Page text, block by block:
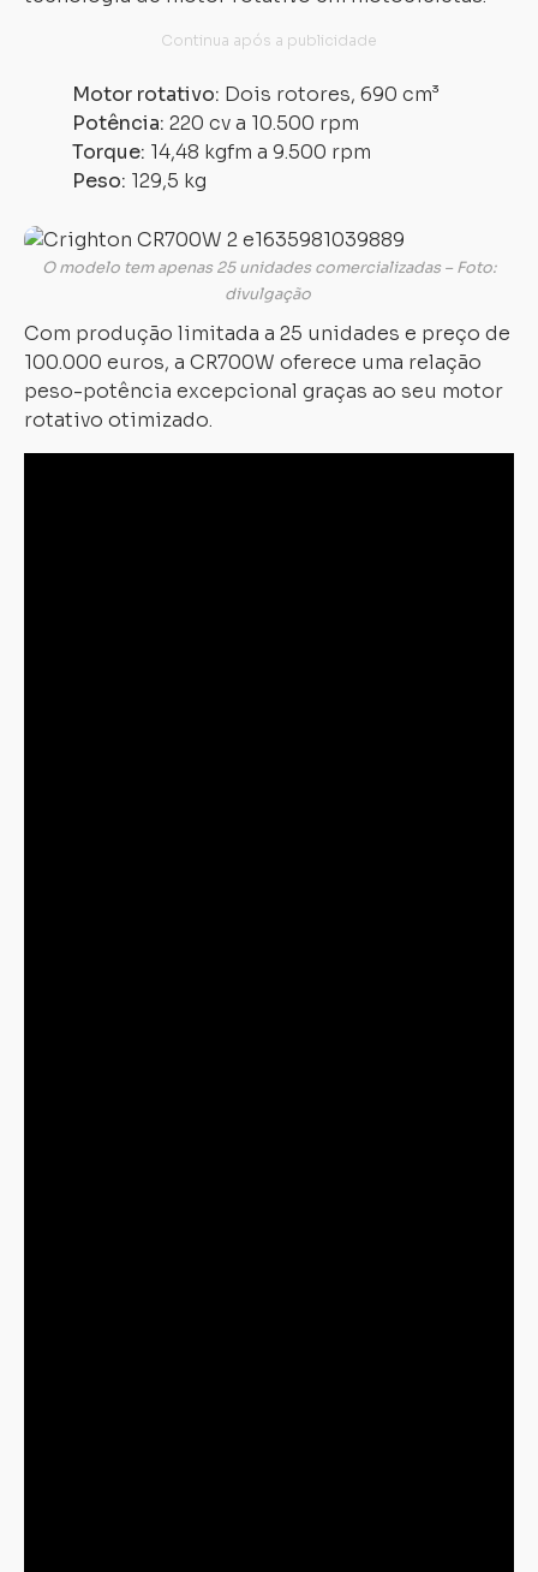
Motor rotativo: Dois rotores, 690 cm³
Potência: 220 cv a 10.500 rpm
Torque: 14,48 kgfm a 9.500 rpm
Peso: 129,5 kg
O modelo tem apenas 25 unidades comercializadas – Foto:
divulgação
Com produção limitada a 25 unidades e preço de
100.000 euros, a CR700W oferece uma relação
peso-potência excepcional graças ao seu motor
rotativo otimizado.
Carregando...
Carregando...